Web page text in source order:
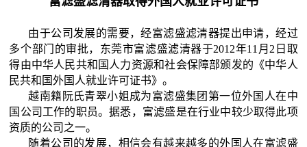
由于公司发展的需要，经富滤盛滤清器提出申请，经过
多个部门的审批，东莞市富滤盛滤清器于2012年11月2日取
得由中华人民共和国人力资源和社会保障部颁发的《中华人
民共和国外国人就业许可证书》。
越南籍阮氏青翠小姐成为富滤盛集团第一位外国人在中
国公司工作的职员。据悉，富滤盛是在行业中较少取得此项
资质的公司之一。
随着公司的发展，相信会有越来越多的外国人在富滤盛